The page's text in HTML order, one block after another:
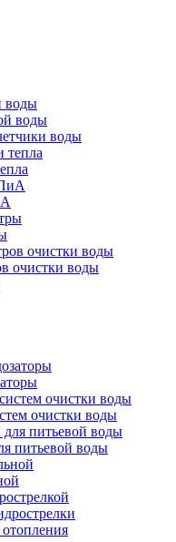
воды
воды
воды
очистки воды
очистки воды
питьевой воды